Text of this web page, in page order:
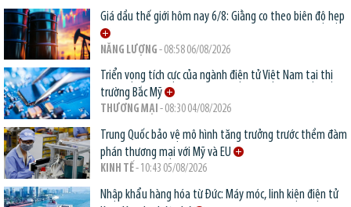
Giá dầu thế giới hôm nay 6/8: Giằng co theo biên độ hẹp
NĂNG LƯỢNG - 08:58 06/08/2026
Triển vọng tích cực của ngành điện tử Việt Nam tại thị
trường Bắc Mỹ
THƯƠNG MẠI - 08:30 04/08/2026
Trung Quốc bảo vệ mô hình tăng trưởng trước thềm đàm
phán thương mại với Mỹ và EU
KINH TẾ- 10:43 05/08/2026
Nhập khẩu hàng hóa từ Đức: Máy móc, linh kiện điện tử